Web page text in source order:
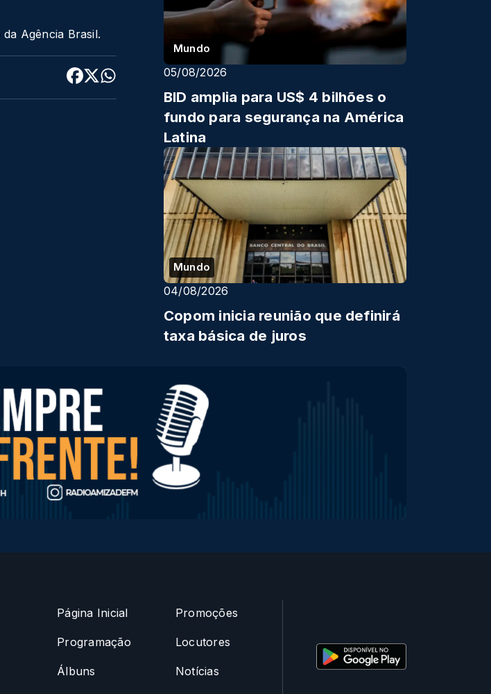
da Agência Brasil.
Mundo
05/08/2026
BID amplia para US$ 4 bilhões o
fundo para segurança na América
Latina
Mundo
04/08/2026
Copom inicia reunião que definirá
taxa básica de juros
Página Inicial
Programação
Álbuns
Promoções
Locutores
Notícias